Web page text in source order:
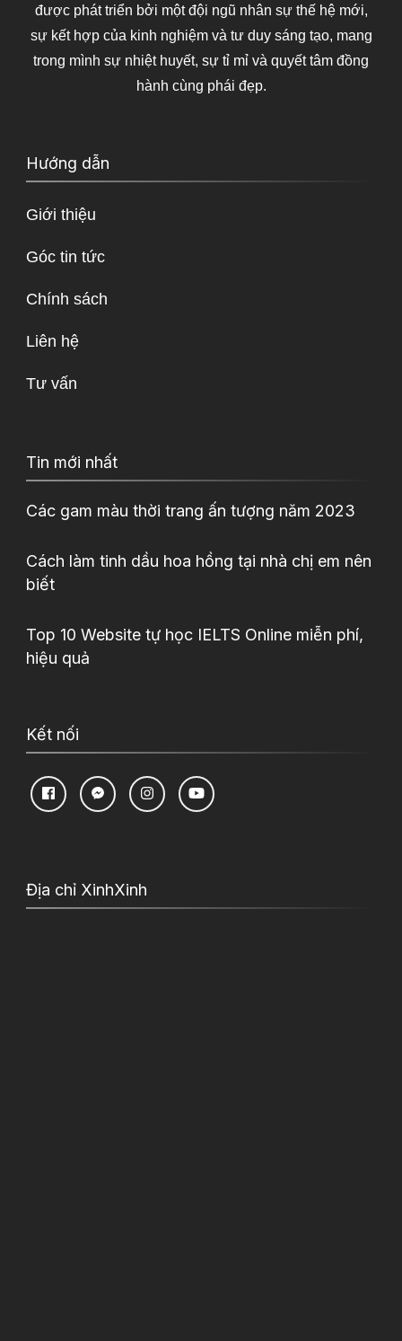
được phát triển bởi một đội ngũ nhân sự thế hệ mới,
sự kết hợp của kinh nghiệm và tư duy sáng tạo, mang
trong mình sự nhiệt huyết, sự tỉ mỉ và quyết tâm đồng
hành cùng phái đẹp.
Hướng dẫn
Giới thiệu
Góc tin tức
Chính sách
Liên hệ
Tư vấn
Tin mới nhất
Các gam màu thời trang ấn tượng năm 2023
Cách làm tinh dầu hoa hồng tại nhà chị em nên
biết
Top 10 Website tự học IELTS Online miễn phí,
hiệu quả
Kết nối
Địa chỉ XinhXinh